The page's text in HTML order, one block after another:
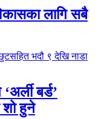
लागि सबै
बर्ड’
हुने